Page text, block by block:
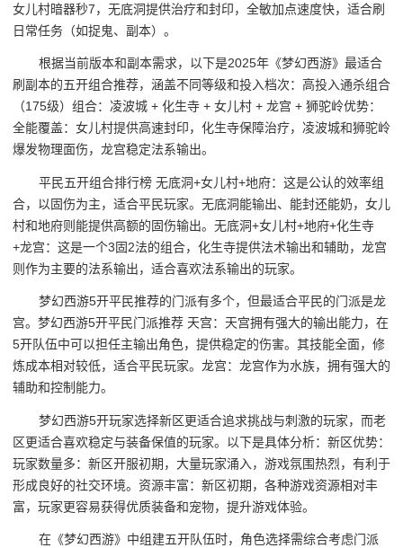
女儿村暗器秒7，无底洞提供治疗和封印，全敏加点速度快，适合刷
日常任务（如捉鬼、副本）。
根据当前版本和副本需求，以下是2025年《梦幻西游》最适合
刷副本的五开组合推荐，涵盖不同等级和投入档次：高投入通杀组合
（175级）组合：凌波城 + 化生寺 + 女儿村 + 龙宫 + 狮驼岭优势：
全能覆盖：女儿村提供高速封印，化生寺保障治疗，凌波城和狮驼岭
爆发物理面伤，龙宫稳定法系输出。
平民五开组合排行榜 无底洞+女儿村+地府：这是公认的效率组
合，以固伤为主，适合平民玩家。无底洞能输出、能封还能奶，女儿
村和地府则能提供高额的固伤输出。无底洞+女儿村+地府+化生寺
+龙宫：这是一个3固2法的组合，化生寺提供法术输出和辅助，龙宫
则作为主要的法系输出，适合喜欢法系输出的玩家。
梦幻西游5开平民推荐的门派有多个，但最适合平民的门派是龙
宫。梦幻西游5开平民门派推荐 天宫：天宫拥有强大的输出能力，在
5开队伍中可以担任主输出角色，提供稳定的伤害。其技能全面，修
炼成本相对较低，适合平民玩家。龙宫：龙宫作为水族，拥有强大的
辅助和控制能力。
梦幻西游5开玩家选择新区更适合追求挑战与刺激的玩家，而老
区更适合喜欢稳定与装备保值的玩家。以下是具体分析：新区优势：
玩家数量多：新区开服初期，大量玩家涌入，游戏氛围热烈，有利于
形成良好的社交环境。资源丰富：新区初期，各种游戏资源相对丰
富，玩家更容易获得优质装备和宠物，提升游戏体验。
在《梦幻西游》中组建五开队伍时，角色选择需综合考虑门派